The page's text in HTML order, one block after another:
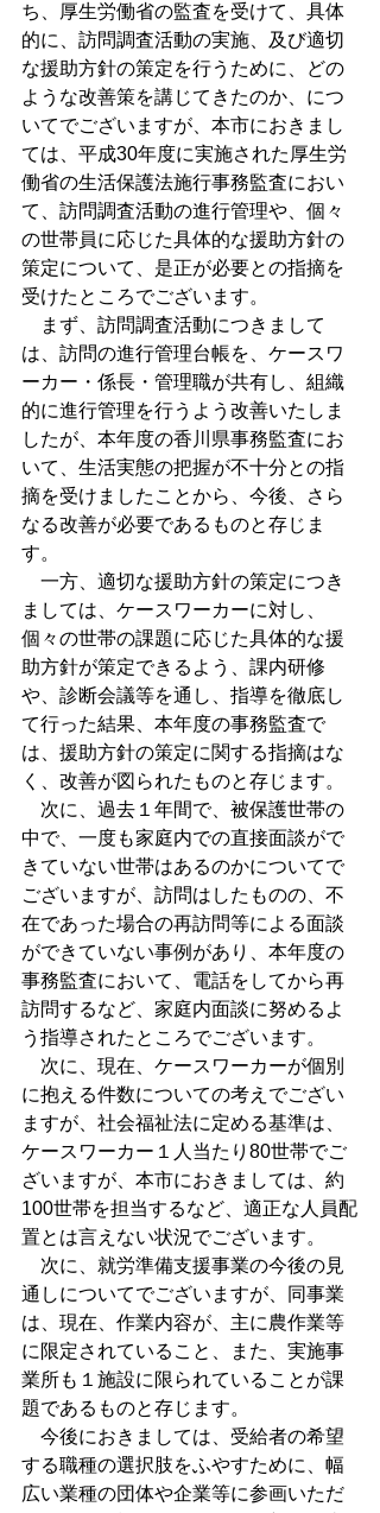
ち、厚生労働省の監査を受けて、具体
的に、訪問調査活動の実施、及び適切
な援助方針の策定を行うために、どの
ような改善策を講じてきたのか、につ
いてでございますが、本市におきまし
ては、平成30年度に実施された厚生労
働省の生活保護法施行事務監査におい
て、訪問調査活動の進行管理や、個々
の世帯員に応じた具体的な援助方針の
策定について、是正が必要との指摘を
受けたところでございます。
まず、訪問調査活動につきまして
は、訪問の進行管理台帳を、ケースワ
ーカー・係長・管理職が共有し、組織
的に進行管理を行うよう改善いたしま
したが、本年度の香川県事務監査にお
いて、生活実態の把握が不十分との指
摘を受けましたことから、今後、さら
なる改善が必要であるものと存じま
す。
一方、適切な援助方針の策定につき
ましては、ケースワーカーに対し、
個々の世帯の課題に応じた具体的な援
助方針が策定できるよう、課内研修
や、診断会議等を通し、指導を徹底し
て行った結果、本年度の事務監査で
は、援助方針の策定に関する指摘はな
く、改善が図られたものと存じます。
次に、過去１年間で、被保護世帯の
中で、一度も家庭内での直接面談がで
きていない世帯はあるのかについてで
ございますが、訪問はしたものの、不
在であった場合の再訪問等による面談
ができていない事例があり、本年度の
事務監査において、電話をしてから再
訪問するなど、家庭内面談に努めるよ
う指導されたところでございます。
次に、現在、ケースワーカーが個別
に抱える件数についての考えでござい
ますが、社会福祉法に定める基準は、
ケースワーカー１人当たり80世帯でご
ざいますが、本市におきましては、約
100世帯を担当するなど、適正な人員配
置とは言えない状況でございます。
次に、就労準備支援事業の今後の見
通しについてでございますが、同事業
は、現在、作業内容が、主に農作業等
に限定されていること、また、実施事
業所も１施設に限られていることが課
題であるものと存じます。
今後におきましては、受給者の希望
する職種の選択肢をふやすために、幅
広い業種の団体や企業等に参画いただ